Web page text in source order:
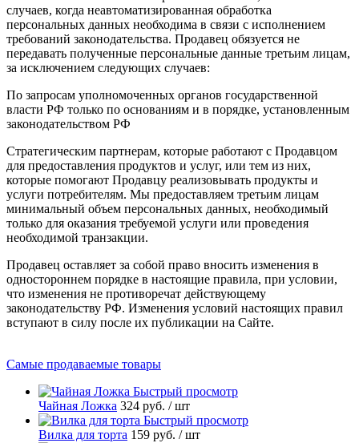
случаев, когда неавтоматизированная обработка
персональных данных необходима в связи с исполнением
требований законодательства. Продавец обязуется не
передавать полученные персональные данные третьим лицам,
за исключением следующих случаев:
По запросам уполномоченных органов государственной
власти РФ только по основаниям и в порядке, установленным
законодательством РФ
Стратегическим партнерам, которые работают с Продавцом
для предоставления продуктов и услуг, или тем из них,
которые помогают Продавцу реализовывать продукты и
услуги потребителям. Мы предоставляем третьим лицам
минимальный объем персональных данных, необходимый
только для оказания требуемой услуги или проведения
необходимой транзакции.
Продавец оставляет за собой право вносить изменения в
одностороннем порядке в настоящие правила, при условии,
что изменения не противоречат действующему
законодательству РФ. Изменения условий настоящих правил
вступают в силу после их публикации на Сайте.
Самые продаваемые товары
Быстрый просмотр
Чайная Ложка 324 руб. / шт
Быстрый просмотр
Вилка для торта 159 руб. / шт